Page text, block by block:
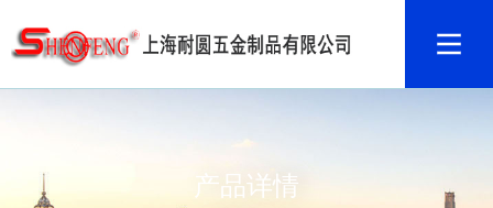
产品详情